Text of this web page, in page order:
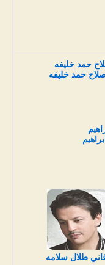
صلاح حمد خليفه
طلال سلامه